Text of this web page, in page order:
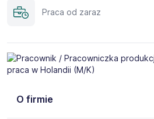
Praca od zaraz
O firmie